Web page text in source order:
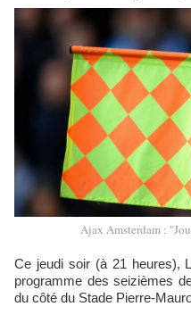
Ajax Amsterdam :
Ce jeudi soir (à 21 heures), LOSC - Ajax Amsterdam sera au
programme des seizièmes
du côté du Stade Pierre-